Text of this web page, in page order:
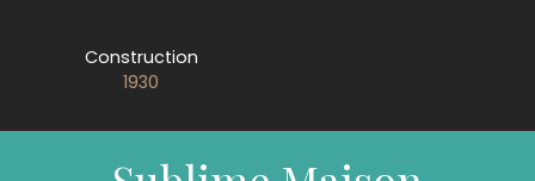
Construction
1930